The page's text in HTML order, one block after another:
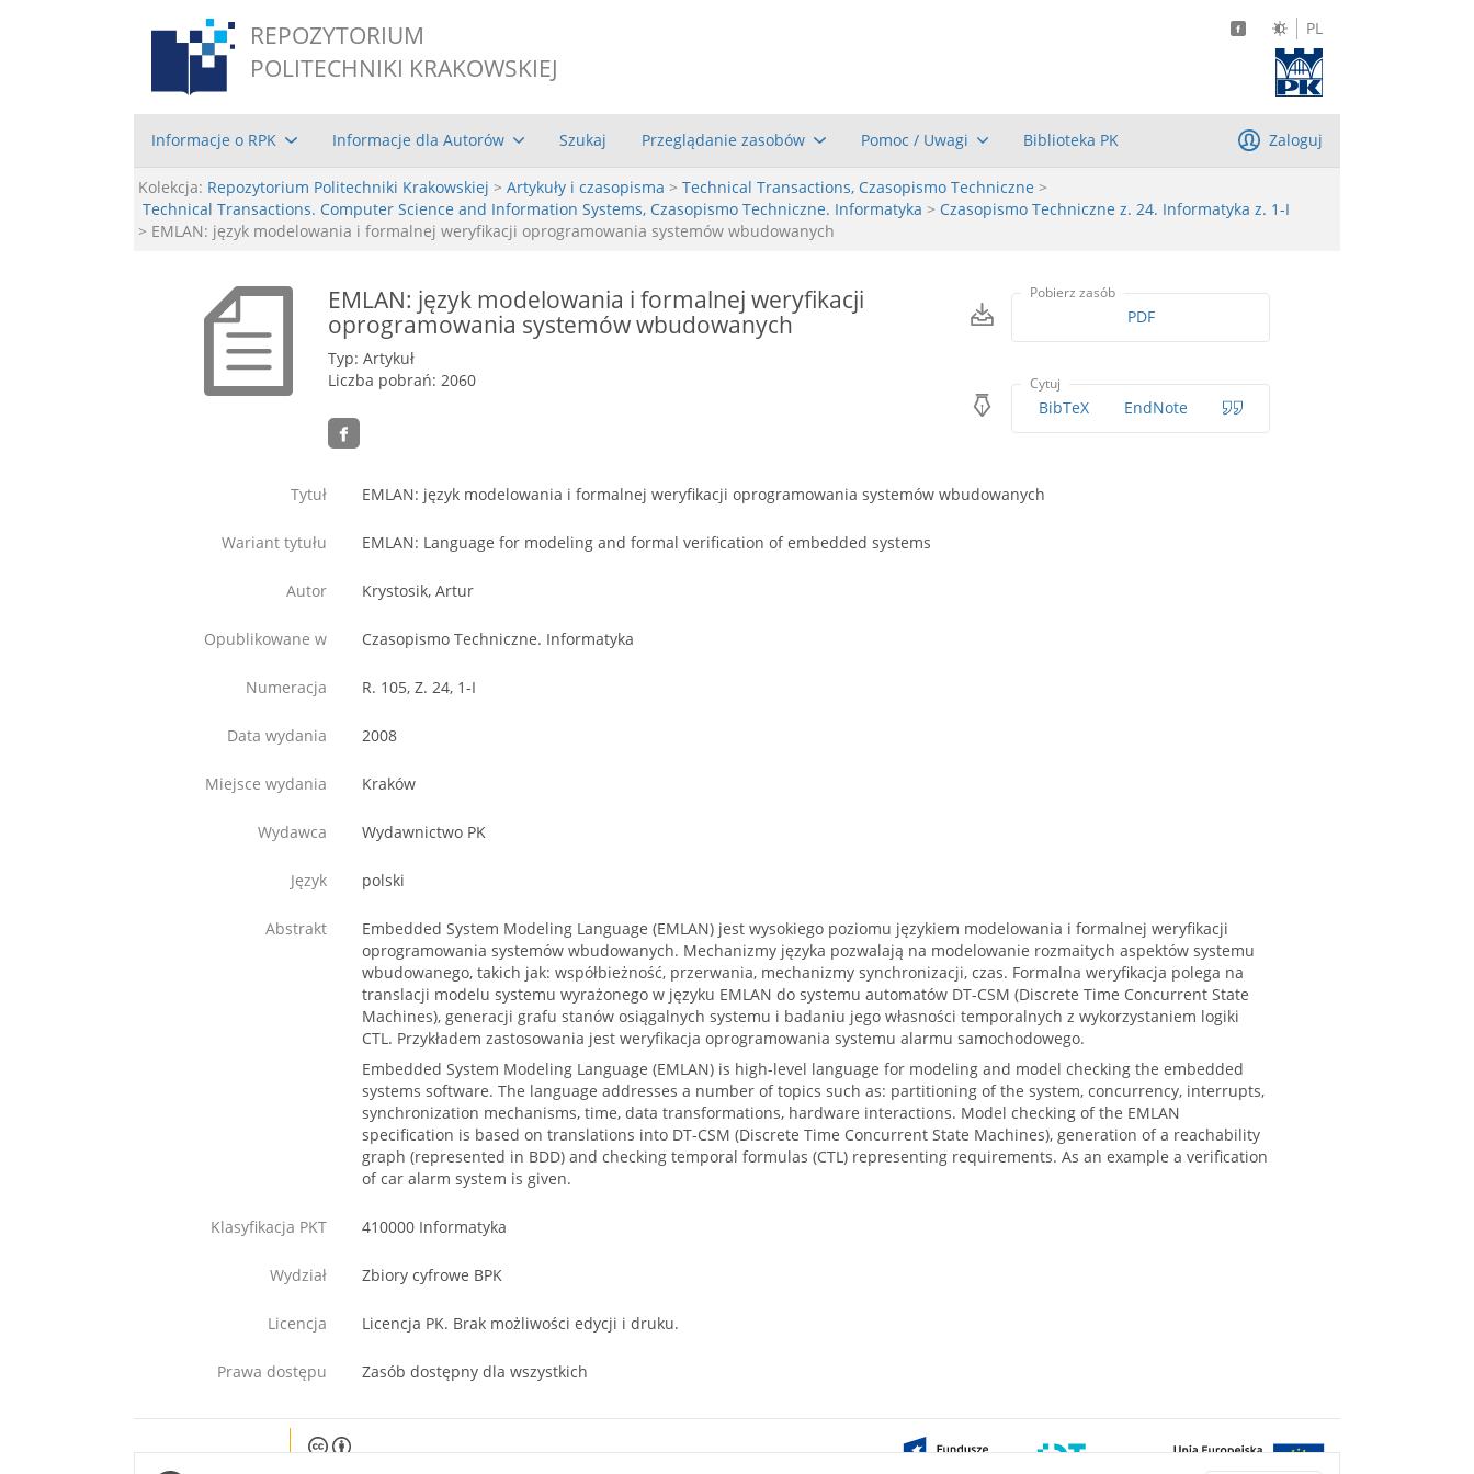
REPOZYTORIUM
POLITECHNIKI KRAKOWSKIEJ
PL
Informacje o RPK Informacje dla Autorów Szukaj Przeglądanie zasobów Pomoc / Uwagi Biblioteka PK Zaloguj
Kolekcja: Repozytorium Politechniki Krakowskiej > Artykuły i czasopisma > Technical Transactions, Czasopismo Techniczne >
Technical Transactions. Computer Science and Information Systems, Czasopismo Techniczne. Informatyka > Czasopismo Techniczne z. 24. Informatyka z. 1-I
> EMLAN: język modelowania i formalnej weryfikacji oprogramowania systemów wbudowanych
EMLAN: język modelowania i formalnej weryfikacji
oprogramowania systemów wbudowanych
Typ: Artykuł
Liczba pobrań: 2060
Pobierz zasób
PDF
Cytuj
BibTeX EndNote
Tytuł EMLAN: język modelowania i formalnej weryfikacji oprogramowania systemów wbudowanych
Wariant tytułu EMLAN: Language for modeling and formal verification of embedded systems
Autor Krystosik, Artur
Opublikowane w Czasopismo Techniczne. Informatyka
Numeracja R. 105, Z. 24, 1-I
Data wydania 2008
Miejsce wydania Kraków
Wydawca Wydawnictwo PK
Język polski
Abstrakt
Embedded System Modeling Language (EMLAN) jest wysokiego poziomu językiem modelowania i formalnej weryfikacji
oprogramowania systemów wbudowanych. Mechanizmy języka pozwalają na modelowanie rozmaitych aspektów systemu
wbudowanego, takich jak: współbieżność, przerwania, mechanizmy synchronizacji, czas. Formalna weryfikacja polega na
translacji modelu systemu wyrażonego w języku EMLAN do systemu automatów DT-CSM (Discrete Time Concurrent State
Machines), generacji grafu stanów osiągalnych systemu i badaniu jego własności temporalnych z wykorzystaniem logiki
CTL. Przykładem zastosowania jest weryfikacja oprogramowania systemu alarmu samochodowego.
Embedded System Modeling Language (EMLAN) is high-level language for modeling and model checking the embedded
systems software. The language addresses a number of topics such as: partitioning of the system, concurrency, interrupts,
synchronization mechanisms, time, data transformations, hardware interactions. Model checking of the EMLAN
specification is based on translations into DT-CSM (Discrete Time Concurrent State Machines), generation of a reachability
graph (represented in BDD) and checking temporal formulas (CTL) representing requirements. As an example a verification
of car alarm system is given.
Klasyfikacja PKT 410000 Informatyka
Wydział Zbiory cyfrowe BPK
Licencja Licencja PK. Brak możliwości edycji i druku.
Prawa dostępu Zasób dostępny dla wszystkich